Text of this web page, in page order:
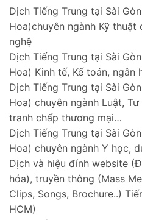
Dịch Tiếng Trung tại Sài
Hoa)chuyên ngành Kỹ thuật
nghệ
Dịch Tiếng Trung tại Sài
Hoa) Kinh tế, Kế toán, ngân
Dịch Tiếng Trung tại Sài
Hoa) chuyên ngành Luật,
tranh chấp thương mại…
Dịch Tiếng Trung tại Sài
Hoa) chuyên ngành Y học,
Dịch và hiệu đính website
hóa), truyền thông (Mass
Clips, Songs, Brochure..)
HCM)